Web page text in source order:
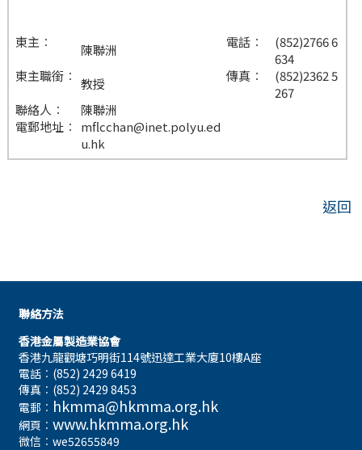
東主︰ 陳聯洲 電話︰
(852)2766 6
634
東主職銜︰ 教授 傳真︰
(852)2362 5
267
聯絡人︰
陳聯洲
電郵地址︰
mflcchan@inet.polyu.ed
u.hk
返回
聯絡方法
香港金屬製造業協會
香港九龍觀塘巧明街114號迅達工業大廈10樓A座
電話︰(852) 2429 6419
傳真︰(852) 2429 8453
電郵︰ hkmma@hkmma.org.hk
網頁︰ www.hkmma.org.hk
微信︰we52655849